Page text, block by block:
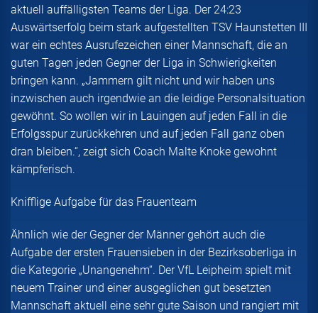
aktuell auffälligsten Teams der Liga. Der 24:23
Auswärtserfolg beim stark aufgestellten TSV Haunstetten III
war ein echtes Ausrufezeichen einer Mannschaft, die an
guten Tagen jeden Gegner der Liga in Schwierigkeiten
bringen kann. „Jammern gilt nicht und wir haben uns
inzwischen auch irgendwie an die leidige Personalsituation
gewöhnt. So wollen wir in Lauingen auf jeden Fall in die
Erfolgsspur zurückkehren und auf jeden Fall ganz oben
dran bleiben.“, zeigt sich Coach Malte Knoke gewohnt
kämpferisch.
Knifflige Aufgabe für das Frauenteam
Ähnlich wie der Gegner der Männer gehört auch die
Aufgabe der ersten Frauensieben in der Bezirksoberliga in
die Kategorie „Unangenehm“. Der VfL Leipheim spielt mit
neuem Trainer und einer ausgeglichen gut besetzten
Mannschaft aktuell eine sehr gute Saison und rangiert mit